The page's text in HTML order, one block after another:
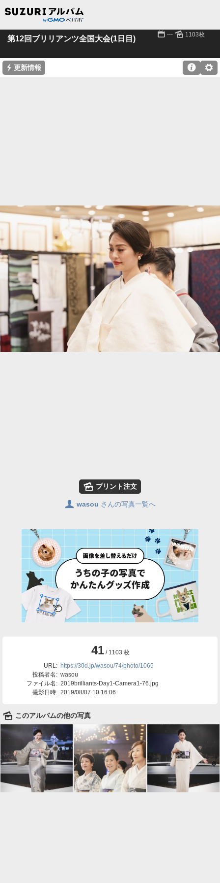
第12回ブリリアンツ全国大会(1日目) 📅 --- 🌄 1103枚
⚡ 更新情報 ⚙

🌄 プリント注文
👤 wasou さんの写真一覧へ
41/ 1103 枚
URL: https://30d.jp/wasou/74/photo/1065
投稿者名: wasou
ファイル名: 2019brilliants-Day1-Camera1-76.jpg
撮影日時: 2019/08/07 10:16:06
🌄 このアルバムの他の写真